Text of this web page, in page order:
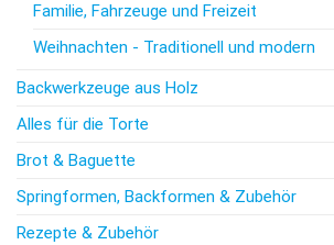
Familie, Fahrzeuge und Freizeit
Weihnachten - Traditionell und modern
Backwerkzeuge aus Holz
Alles für die Torte
Brot & Baguette
Springformen, Backformen & Zubehör
Rezepte & Zubehör